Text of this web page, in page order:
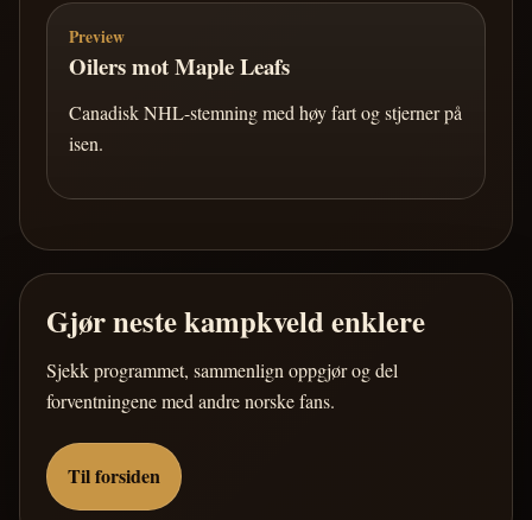
Preview
Oilers mot Maple Leafs
Canadisk NHL-stemning med høy fart og stjerner på
isen.
Gjør neste kampkveld enklere
Sjekk programmet, sammenlign oppgjør og del
forventningene med andre norske fans.
Til forsiden